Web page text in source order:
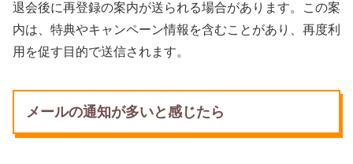
退会後に再登録の案内が送られる場合があります。この案
内は、特典やキャンペーン情報を含むことがあり、再度利
用を促す目的で送信されます。
メールの通知が多いと感じたら